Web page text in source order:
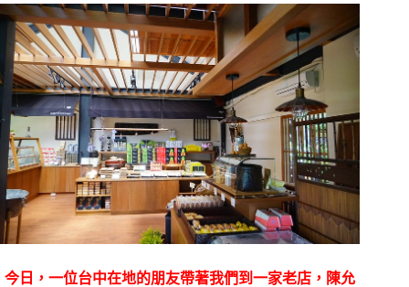
今日，一位台中在地的朋友帶著我們到一家老店，陳允